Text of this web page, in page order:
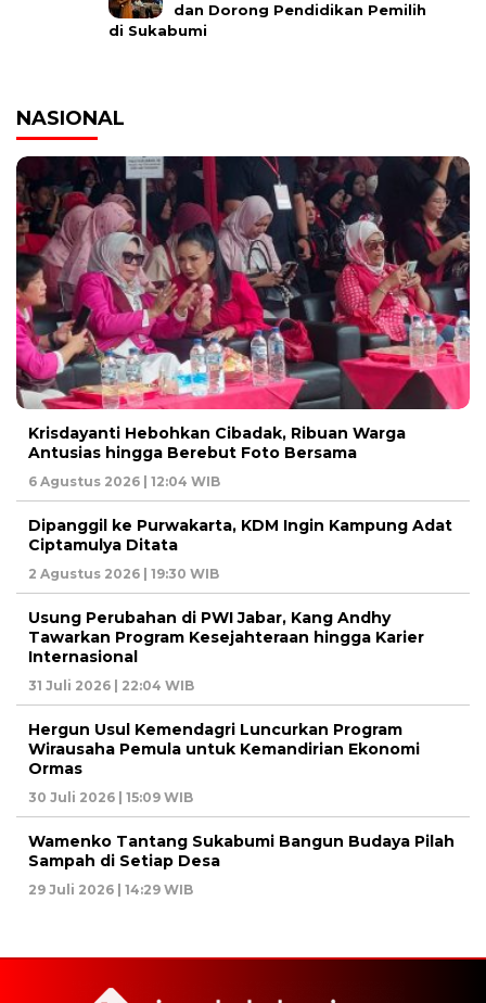
dan Dorong Pendidikan Pemilih
di Sukabumi
NASIONAL
Krisdayanti Hebohkan Cibadak, Ribuan Warga
Antusias hingga Berebut Foto Bersama
6 Agustus 2026 | 12:04 WIB
Dipanggil ke Purwakarta, KDM Ingin Kampung Adat
Ciptamulya Ditata
2 Agustus 2026 | 19:30 WIB
Usung Perubahan di PWI Jabar, Kang Andhy
Tawarkan Program Kesejahteraan hingga Karier
Internasional
31 Juli 2026 | 22:04 WIB
Hergun Usul Kemendagri Luncurkan Program
Wirausaha Pemula untuk Kemandirian Ekonomi
Ormas
30 Juli 2026 | 15:09 WIB
Wamenko Tantang Sukabumi Bangun Budaya Pilah
Sampah di Setiap Desa
29 Juli 2026 | 14:29 WIB